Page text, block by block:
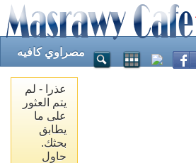
مصراوي كافيه
عذرا - لم
يتم العثور
على ما
يطابق
بحثك.
حاول